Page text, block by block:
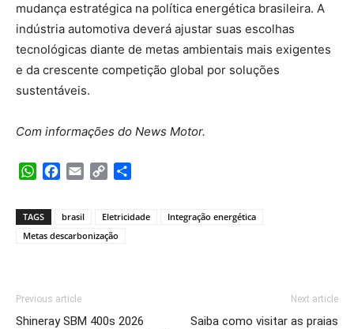
mudança estratégica na política energética brasileira. A
indústria automotiva deverá ajustar suas escolhas
tecnológicas diante de metas ambientais mais exigentes
e da crescente competição global por soluções
sustentáveis.
Com informações do News Motor.
WhatsApp
Facebook
Email Copy
TAGS brasil Eletricidade
Integração energética
Metas descarbonização
Previous article
Shineray SBM 400s 2026
Next article
Saiba como visitar as praias